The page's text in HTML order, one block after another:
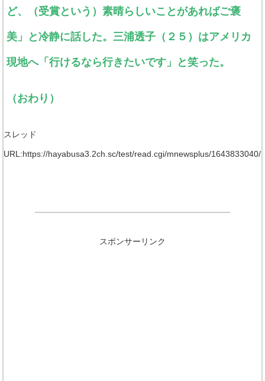
ど、（受賞という）素晴らしいことがあればご褒
美」と冷静に話した。三浦透子（２５）はアメリカ
現地へ「行けるなら行きたいです」と笑った。
（おわり）
スレッド
URL:https://hayabusa3.2ch.sc/test/read.cgi/mnewsplus/1643833040/
スポンサーリンク